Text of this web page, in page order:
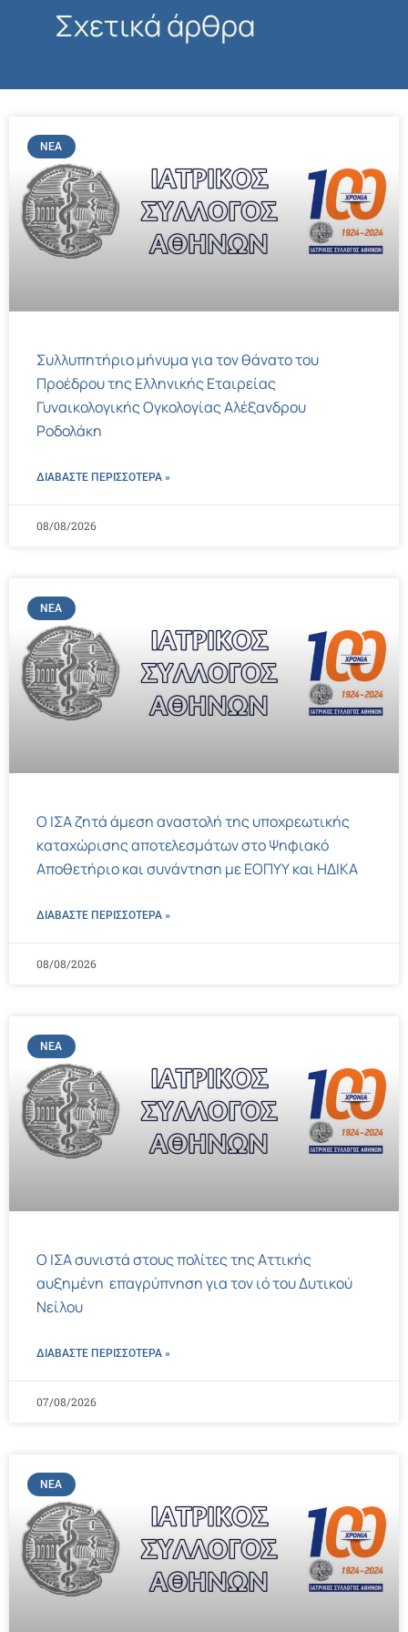
Σχετικά άρθρα
ΝΈΑ
Συλλυπητήριο μήνυμα για τον θάνατο του
Προέδρου της Ελληνικής Εταιρείας
Γυναικολογικής Ογκολογίας Αλέξανδρου
Ροδολάκη
ΔΙΑΒΑΣΤΕ ΠΕΡΙΣΣΌΤΕΡΑ »
08/08/2026
ΝΈΑ
Ο ΙΣΑ ζητά άμεση αναστολή της υποχρεωτικής
καταχώρισης αποτελεσμάτων στο Ψηφιακό
Αποθετήριο και συνάντηση με ΕΟΠΥΥ και ΗΔΙΚΑ
ΔΙΑΒΑΣΤΕ ΠΕΡΙΣΣΌΤΕΡΑ »
08/08/2026
ΝΈΑ
Ο ΙΣΑ συνιστά στους πολίτες της Αττικής
αυξημένη επαγρύπνηση για τον ιό του Δυτικού
Νείλου
ΔΙΑΒΑΣΤΕ ΠΕΡΙΣΣΌΤΕΡΑ »
07/08/2026
ΝΈΑ